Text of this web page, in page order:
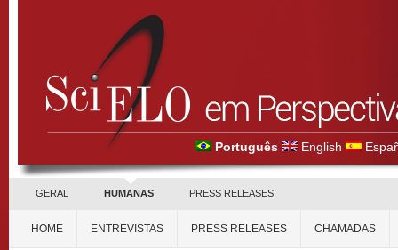
Português English
GERAL HUMANAS PRESS RELEASES
HOME ENTREVISTAS PRESS RELEASES CHAMADAS